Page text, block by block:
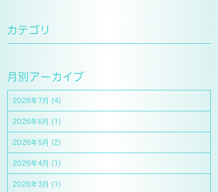
カテゴリ
月別アーカイブ
2026年7月 (4)
2026年6月 (1)
2026年5月 (2)
2026年4月 (1)
2026年3月 (1)